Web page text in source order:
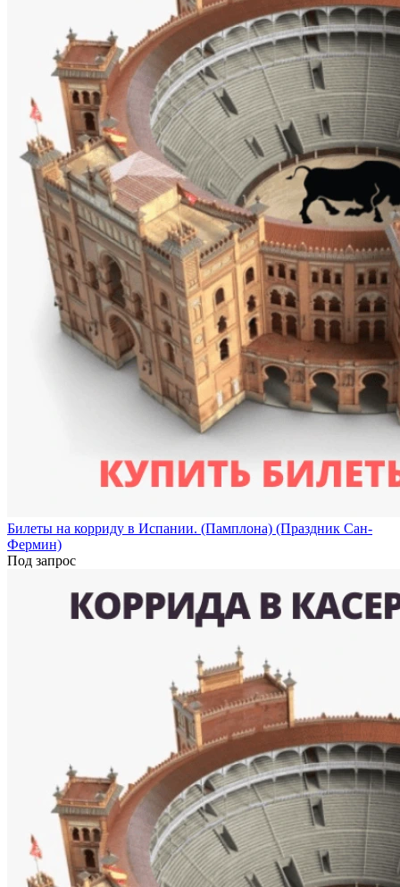
Билеты на корриду в Испании. (Памплона) (Праздник Сан-
Фермин)
Под запрос